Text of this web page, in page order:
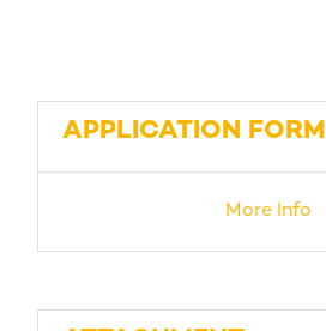
APPLICATION FORM
More Info